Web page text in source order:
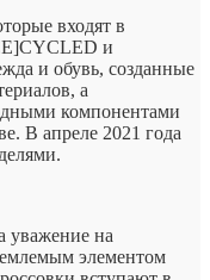
входят в
и
и обувь, созданные
а
компонентами
В апреле 2021 года
уважение на
элементом